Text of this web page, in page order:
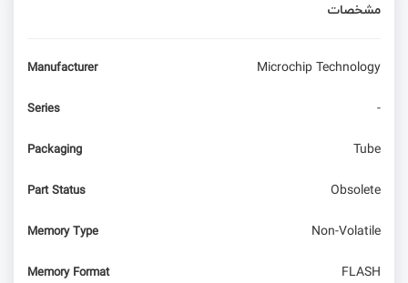
مشخصات
Manufacturer Microchip Technology
Series -
Packaging Tube
Part Status Obsolete
Memory Type Non-Volatile
Memory Format FLASH